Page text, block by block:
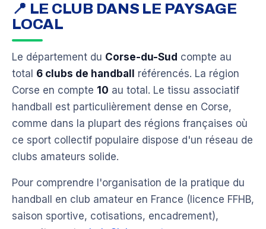
📍 LE CLUB DANS LE PAYSAGE
LOCAL
Le département du Corse-du-Sud compte au
total 6 clubs de handball
référencés. La région
Corse en compte 10 au total. Le tissu associatif
handball est particulièrement dense en Corse,
comme dans la plupart des régions françaises où
ce sport collectif populaire dispose d'un réseau de
clubs amateurs solide.
Pour comprendre l'organisation de la pratique du
handball en club amateur en France (licence FFHB,
saison sportive, cotisations, encadrement),